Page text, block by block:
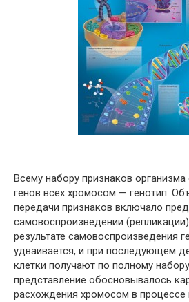
Всему набору признаков организма
генов всех хромосом — генотип.
передачи признаков включало
самовоспроизведении (репликации)
результате самовоспроизведения
удваивается, и при последующем
клетки получают по полному
представление обосновывалось
расхождения хромосом в процессе